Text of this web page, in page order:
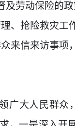
劳动保险的政
、抢险救灾工
来信来访事项
广大人民群众